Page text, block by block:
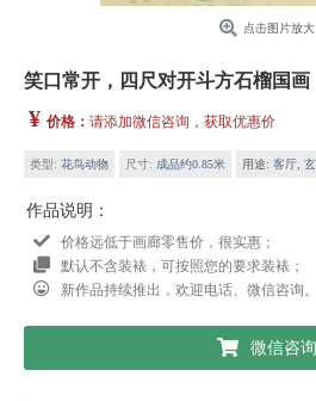
点击图片放大
笑口常开，四尺对开斗方石榴国画
¥ 价格： 请添加微信咨询，获取优惠价
类型: 花鸟动物 尺寸: 成品约0.85米 用途: 客厅,
作品说明：
价格远低于画廊零售价，很实惠；
默认不含装裱，可按照您的要求装裱；
新作品持续推出，欢迎电话、微信咨询。
微信咨询